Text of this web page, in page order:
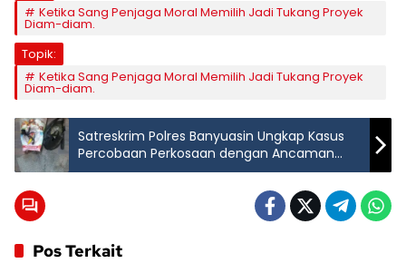
Ketika Sang Penjaga Moral Memilih Jadi Tukang Proyek
Diam-diam.
Topik:
Ketika Sang Penjaga Moral Memilih Jadi Tukang Proyek
Diam-diam.
Satreskrim Polres Banyuasin Ungkap Kasus
Percobaan Perkosaan dengan Ancaman
Kapak
Pos Terkait